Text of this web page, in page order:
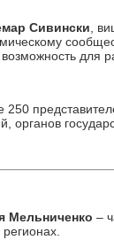
Сивински,
для
органов
Мельниченко –